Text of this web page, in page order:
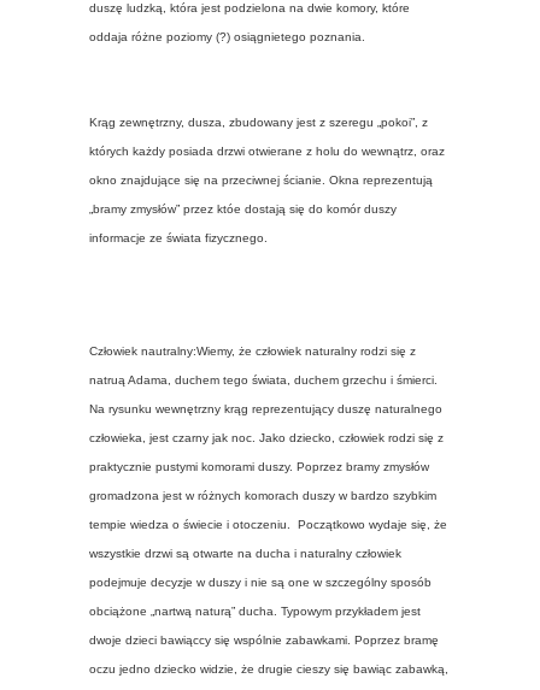
duszę ludzką, która jest podzielona na dwie komory, które
oddaja różne poziomy (?) osiągnietego poznania.
Krąg zewnętrzny, dusza, zbudowany jest z szeregu „pokoi”, z
których każdy posiada drzwi otwierane z holu do wewnątrz, oraz
okno znajdujące się na przeciwnej ścianie. Okna reprezentują
„bramy zmysłów” przez któe dostają się do komór duszy
informacje ze świata fizycznego.
Człowiek nautralny:Wiemy, że człowiek naturalny rodzi się z
natruą Adama, duchem tego świata, duchem grzechu i śmierci.
Na rysunku wewnętrzny krąg reprezentujący duszę naturalnego
człowieka, jest czarny jak noc. Jako dziecko, człowiek rodzi się z
praktycznie pustymi komorami duszy. Poprzez bramy zmysłów
gromadzona jest w różnych komorach duszy w bardzo szybkim
tempie wiedza o świecie i otoczeniu. Początkowo wydaje się, że
wszystkie drzwi są otwarte na ducha i naturalny człowiek
podejmuje decyzje w duszy i nie są one w szczególny sposób
obciążone „nartwą naturą” ducha. Typowym przykładem jest
dwoje dzieci bawiąccy się wspólnie zabawkami. Poprzez bramę
oczu jedno dziecko widzie, że drugie cieszy się bawiąc zabawką,